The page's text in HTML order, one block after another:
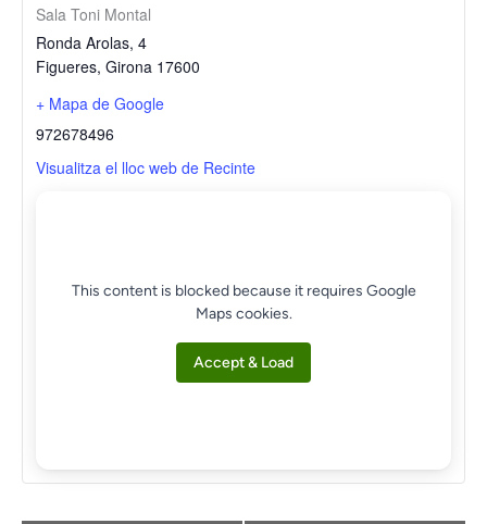
Sala Toni Montal
Ronda Arolas, 4
Figueres, Girona 17600
+ Mapa de Google
972678496
Visualitza el lloc web de Recinte
This content is blocked because it requires Google
Maps cookies.
Accept & Load